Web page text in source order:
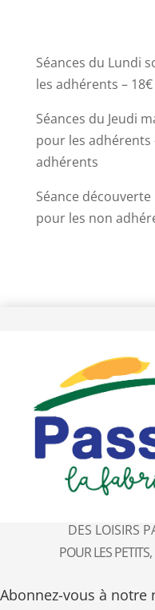
Séances du Lundi
les adhérents –
Séances du Jeudi
pour les adhérents
adhérents
Séance
pour les non
DES LOISIRS
POUR LES
Abonnez-vous à notre